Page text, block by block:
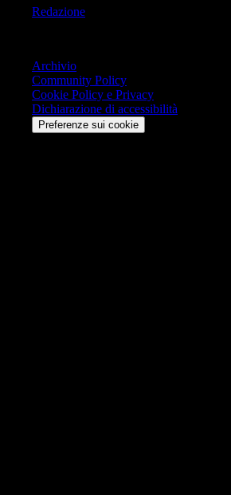
Redazione
Archivio
Community Policy
Cookie Policy e Privacy
Dichiarazione di accessibilità
Preferenze sui cookie